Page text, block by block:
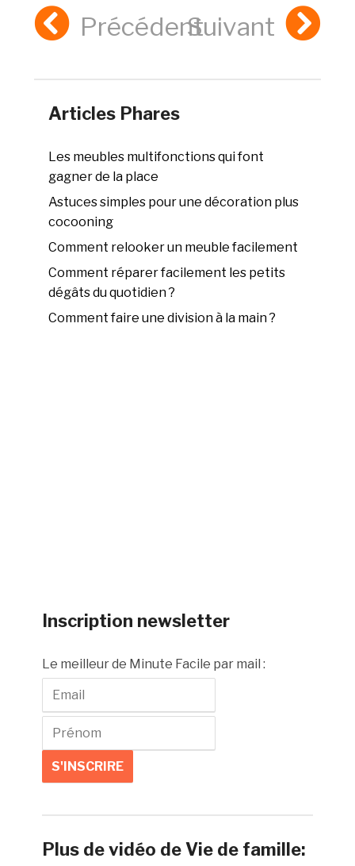
PrécédentSuivant
Articles Phares
Les meubles multifonctions qui font
gagner de la place
Astuces simples pour une décoration plus
cocooning
Comment relooker un meuble facilement
Comment réparer facilement les petits
dégâts du quotidien ?
Comment faire une division à la main ?
Inscription newsletter
Le meilleur de Minute Facile par mail :
Plus de vidéo de Vie de famille: